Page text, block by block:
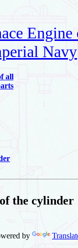
Navy
all
the cylinder
by